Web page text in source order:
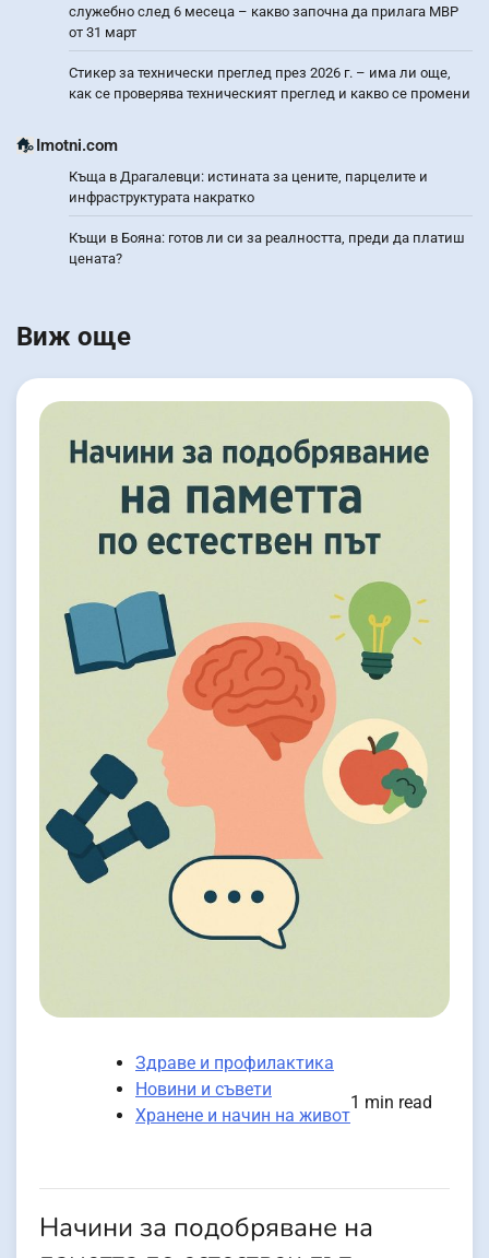
служебно след 6 месеца – какво започна да прилага МВР
от 31 март
Стикер за технически преглед през 2026 г. – има ли още,
как се проверява техническият преглед и какво се промени
Imotni.com
Къща в Драгалевци: истината за цените, парцелите и
инфраструктурата накратко
Къщи в Бояна: готов ли си за реалността, преди да платиш
цената?
Виж още
Здраве и профилактика
Новини и съвети
Хранене и начин на живот
1 min read
Начини за подобряване на